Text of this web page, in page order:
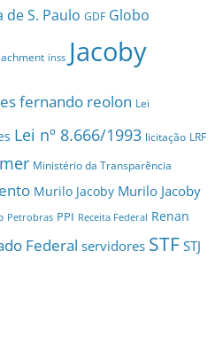
de S. Paulo GDF Globo
inss Jacoby
fernando reolon Lei
Lei nº 8.666/1993 licitação LRF
Ministério da Transparência
Murilo Jacoby Murilo Jacoby
Petrobras PPI Receita Federal Renan
Federal servidores STF STJ